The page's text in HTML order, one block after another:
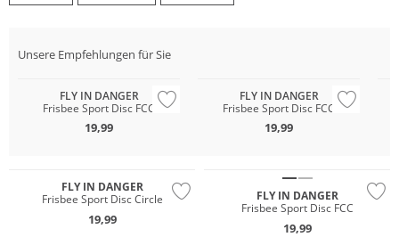
Unsere Empfehlungen für Sie
FLY IN DANGER
Frisbee Sport Disc FCC
19,99
FLY IN DANGER
Frisbee Sport Disc FCC
19,99
FLY IN DANGER
Frisbee Sport Disc Circle
19,99
FLY IN DANGER
Frisbee Sport Disc FCC
19,99